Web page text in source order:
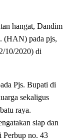
hangat, Dandim
(HAN) pada pjs,
10/2020) di
Pjs. Bupati di
sekaligus
raya.
siap dan
Perbup no. 43